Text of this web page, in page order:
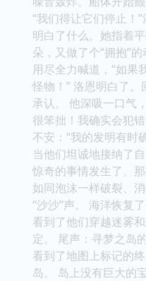
“我们得让它们停止！
明白了什么。她指着
朵，又做了个“拥抱”
用尽全力喊道，“如果
怪物！” 洛恩明白了
承认。 他深吸一口气
很笨拙！我确实会犯
不安：“我的发明有时
当他们坦诚地接纳了
惊奇的事情发生了。
如同泡沫一样破裂、
“沙沙”声。 海洋恢复
看到了他们穿越迷雾
定。 尾声：寻梦之岛
看到了地图上标记的
岛。 岛上没有巨大的